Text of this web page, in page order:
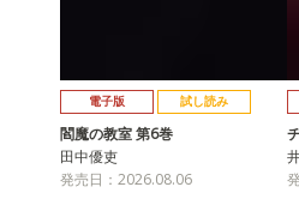
電子版 試し読み
閻魔の教室 第6巻
田中優吏
発売日：2026.08.06